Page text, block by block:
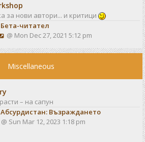
e
s
t
p
o
t
за нови автори... и критици
Бета-читател
V
e
w
e
l
a
t
@ Mon Dec 27, 2021 5:12 pm
Miscellaneous
– на сапун
Абсурдистан: Възраждането
V@ Sun Mar 12, 2023 1:18 pm